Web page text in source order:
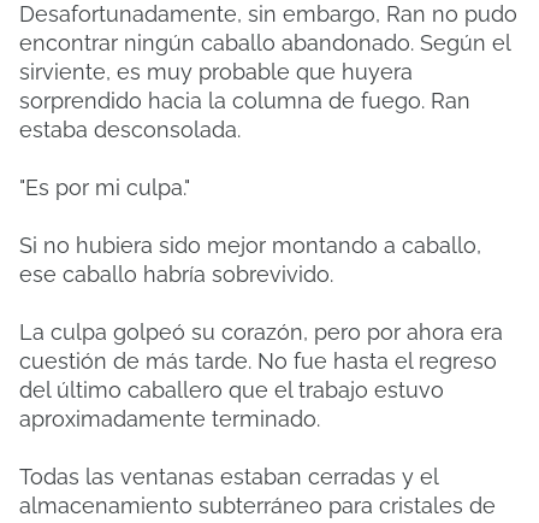
Desafortunadamente, sin embargo, Ran no pudo
encontrar ningún caballo abandonado. Según el
sirviente, es muy probable que huyera
sorprendido hacia la columna de fuego. Ran
estaba desconsolada.
"Es por mi culpa."
Si no hubiera sido mejor montando a caballo,
ese caballo habría sobrevivido.
La culpa golpeó su corazón, pero por ahora era
cuestión de más tarde. No fue hasta el regreso
del último caballero que el trabajo estuvo
aproximadamente terminado.
Todas las ventanas estaban cerradas y el
almacenamiento subterráneo para cristales de